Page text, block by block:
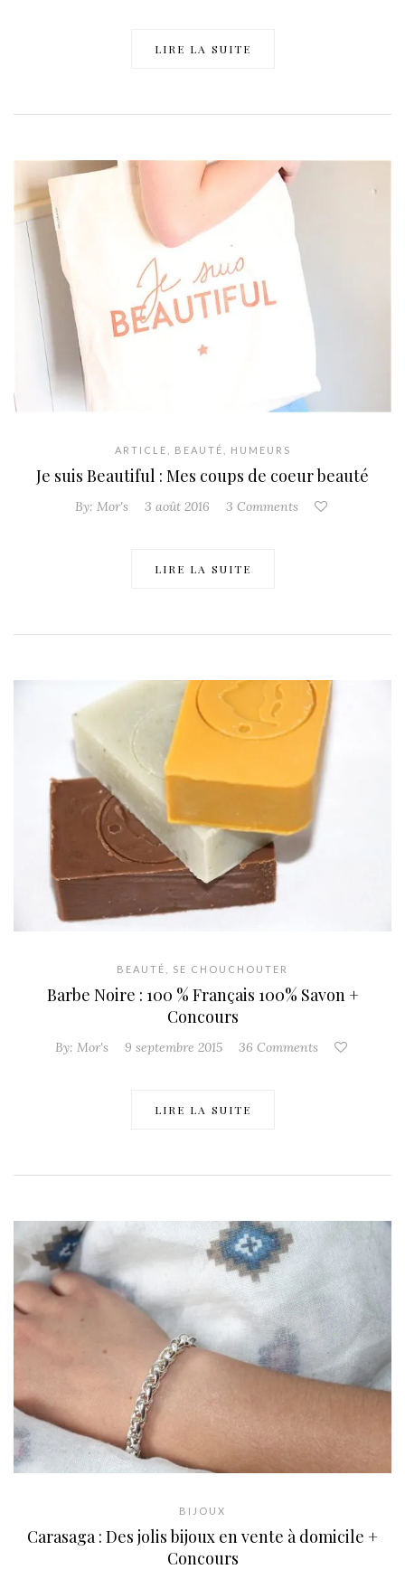
LIRE LA SUITE
ARTICLE BEAUTÉ HUMEURS
Je suis Beautiful : Mes coups de coeur beauté
By: Mor's 3 août 2016 3 Comments
LIRE LA SUITE
BEAUTÉ SE CHOUCHOUTER
Barbe Noire : 100 % Français 100% Savon +
Concours
By: Mor's 9 septembre 2015 36 Comments
LIRE LA SUITE
BIJOUX
Carasaga : Des jolis bijoux en vente à domicile +
Concours